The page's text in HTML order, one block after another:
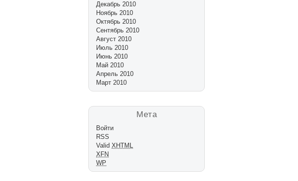
Декабрь 2010
Ноябрь 2010
Октябрь 2010
Сентябрь 2010
Август 2010
Июль 2010
Июнь 2010
Май 2010
Апрель 2010
Март 2010
Мета
Войти
RSS
Valid XHTML
XFN
WP